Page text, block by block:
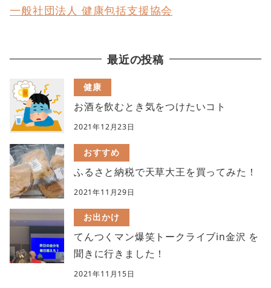
最近の投稿
健康
お酒を飲むとき気をつけたいコト
2021年12月23日
おすすめ
ふるさと納税で天草大王を買ってみた！
2021年11月29日
お出かけ
てんつくマン爆笑トークライブin金沢 を
聞きに行きました！
2021年11月15日